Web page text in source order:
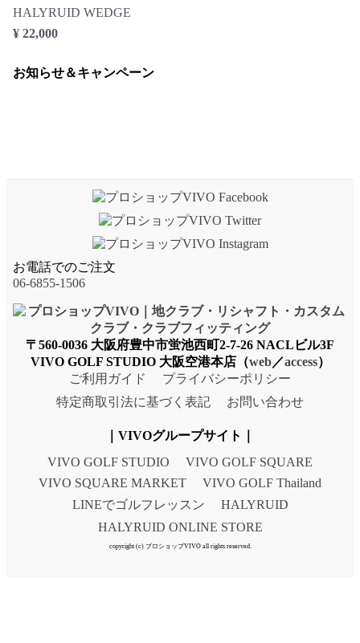
HALYRUID WEDGE
¥ 22,000
お知らせ＆キャンペーン
お電話でのご注文
06-6855-1506
〒560-0036 大阪府豊中市蛍池西町2-7-26 NACLビル3F
VIVO GOLF STUDIO 大阪空港本店（web／access）
ご利用ガイド
プライバシーポリシー
特定商取引法に基づく表記
お問い合わせ
｜VIVOグループサイト｜
VIVO GOLF STUDIO
VIVO GOLF SQUARE
VIVO SQUARE MARKET
VIVO GOLF Thailand
LINEでゴルフレッスン
HALYRUID
HALYRUID ONLINE STORE
copyright (c) プロショップVIVO all rights reserved.